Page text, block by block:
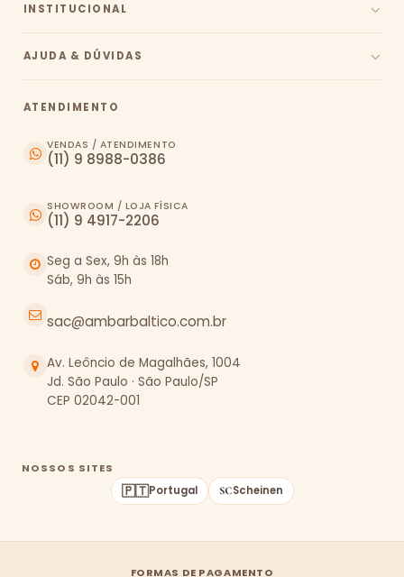
INSTITUCIONAL
AJUDA & DÚVIDAS
ATENDIMENTO
VENDAS / ATENDIMENTO
(11) 9 8988-0386
SHOWROOM / LOJA FÍSICA
(11) 9 4917-2206
Seg a Sex, 9h às 18h
Sáb, 9h às 15h
sac@ambarbaltico.com.br
Av. Leôncio de Magalhães, 1004
Jd. São Paulo · São Paulo/SP
CEP 02042-001
NOSSOS SITES
🇵🇹Portugal Scheinen
FORMAS DE PAGAMENTO